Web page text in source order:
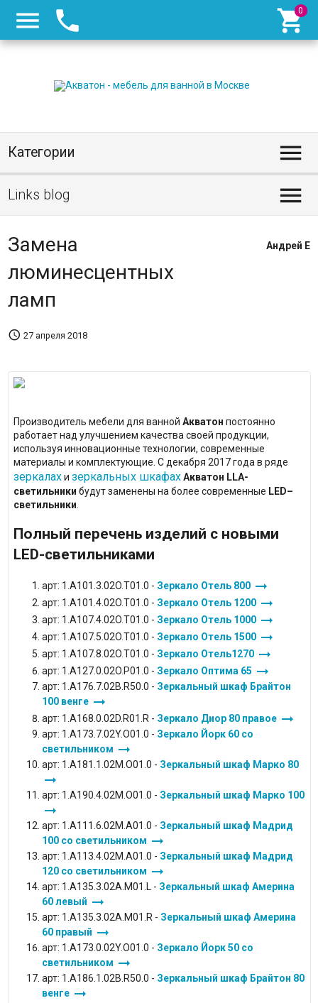
  
Категории 
Links blog 
Замена
люминесцентных
ламп
Андрей Е
 27 апреля 2018
Производитель мебели для ванной Акватон постоянно
работает над улучшением качества своей продукции,
используя инновационные технологии, современные
материалы и комплектующие. С декабря 2017 года в ряде
зеркалахи зеркальных шкафах Акватон LLA-
светильники будут заменены на более современные LED–
светильники
Полный перечень изделий с новыми
LED-светильниками
арт: 1.A101.3.02O.T01.0 - Зеркало Отель 800 arrow_right_alt
арт: 1.A101.4.02O.T01.0 - Зеркало Отель 1200 arrow_right_alt
арт: 1.A107.4.02O.T01.0 - Зеркало Отель 1000 arrow_right_alt
арт: 1.A107.5.02O.T01.0 - Зеркало Отель 1500 arrow_right_alt
арт: 1.A107.8.02O.T01.0 - Зеркало Отель1270 arrow_right_alt
арт: 1.A127.0.02O.P01.0 - Зеркало Оптима 65 arrow_right_alt
арт: 1.A176.7.02B.R50.0 - Зеркальный шкаф Брайтон
100 венге arrow_right_alt
арт: 1.A168.0.02D.R01.R - Зеркало Диор 80 правое arrow_right_alt
арт: 1.A173.7.02Y.O01.0 - Зеркало Йорк 60 со
светильником arrow_right_alt
арт: 1.A181.1.02M.O01.0 - Зеркальный шкаф Марко 80
arrow_right_alt
арт: 1.A190.4.02M.O01.0 - Зеркальный шкаф Марко 100
arrow_right_alt
арт: 1.A111.6.02M.A01.0 - Зеркальный шкаф Мадрид
100 со светильником arrow_right_alt
арт: 1.A113.4.02M.A01.0 - Зеркальный шкаф Мадрид
120 со светильником arrow_right_alt
арт: 1.A135.3.02A.M01.L - Зеркальный шкаф Америна
60 левый arrow_right_alt
арт: 1.A135.3.02A.M01.R - Зеркальный шкаф Америна
60 правый arrow_right_alt
арт: 1.A173.0.02Y.O01.0 - Зеркало Йорк 50 со
светильником arrow_right_alt
арт: 1.A186.1.02B.R50.0 - Зеркальный шкаф Брайтон 80
венге arrow_right_alt